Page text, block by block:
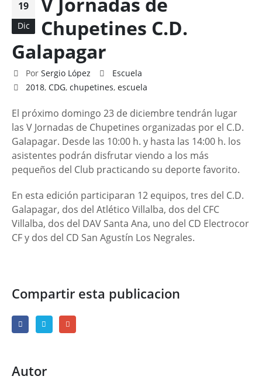
19
Dic
Chupetines C.D.
Galapagar
Por Sergio López
Escuela
2018,CDG,chupetines,escuela
El próximo domingo 23 de diciembre tendrán lugar
las V Jornadas de Chupetines organizadas por el C.D.
Galapagar. Desde las 10:00 h. y hasta las 14:00 h. los
asistentes podrán disfrutar viendo a los más
pequeños del Club practicando su deporte favorito.
En esta edición participaran 12 equipos, tres del C.D.
Galapagar, dos del Atlético Villalba, dos del CFC
Villalba, dos del DAV Santa Ana, uno del CD Electrocor
CF y dos del CD San Agustín Los Negrales.
Compartir esta publicacion
Autor